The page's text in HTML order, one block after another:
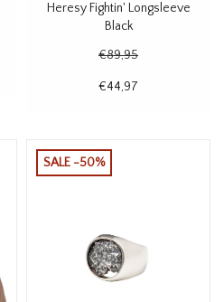
Heresy Fightin' Longsleeve
Black
€89,95
€44,97
SALE -50%